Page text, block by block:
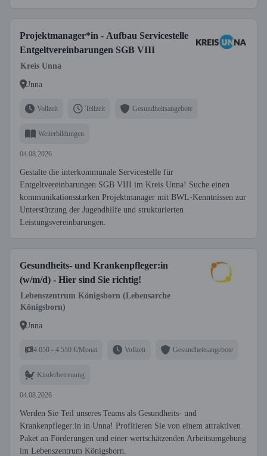
Projektmanager*in - Aufbau Servicestelle
Entgeltvereinbarungen SGB VIII
Kreis Unna
Unna
Vollzeit Teilzeit Gesundheitsangebote
Weiterbildungen
04.08.2026
Gestalte die interkommunale Servicestelle für
Entgeltvereinbarungen SGB VIII im Kreis Unna! Suche einen
kommunikationsstarken Projektmanager mit BWL-Kenntnissen zur
Unterstützung der Jugendhilfe und strukturierten
Leistungsvereinbarungen.
Gesundheits- und Krankenpfleger:in
(w/m/d) - Hier sind Sie richtig!
Lebenszentrum Königsborn (Lebensarche
Königsborn)
Unna
4.050 - 4.550 €/Monat Vollzeit Gesundheitsangebote
Kinderbetreuung
04.08.2026
Werden Sie Teil unseres Teams als Gesundheits- und
Krankenpfleger:in in Unna! Profitieren Sie von einem attraktiven
Paket an Förderungen und einer wertschätzenden Arbeitsumgebung
im Lebenszentrum Königsborn.